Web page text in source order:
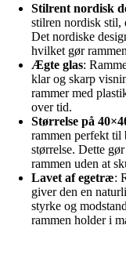
Stilrent nordisk
stilren nordisk stil,
Det nordiske
hvilket gør
Ægte glas:
klar og skarp
rammer med
over tid.
Størrelse på
rammen perfekt til
størrelse. Dette
rammen uden at
Lavet af egetræ:
giver den en
styrke og
rammen holder i